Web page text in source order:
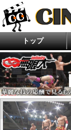
トップ
今月の新作
ランキング
好評配信中